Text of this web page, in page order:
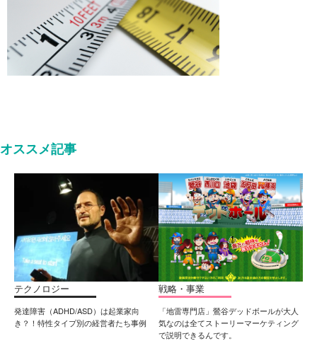
オススメ記事
テクノロジー
発達障害（ADHD/ASD）は起業家向
き？！特性タイプ別の経営者たち事例
戦略・事業
「地雷専門店」鶯谷デッドボールが大人
気なのは全てストーリーマーケティング
で説明できるんです。